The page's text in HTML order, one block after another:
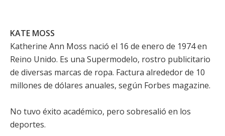
KATE MOSS
Katherine Ann Moss nació el 16 de enero de 1974 en
Reino Unido. Es una Supermodelo, rostro publicitario
de diversas marcas de ropa. Factura alrededor de 10
millones de dólares anuales, según Forbes magazine.
No tuvo éxito académico, pero sobresalió en los
deportes.